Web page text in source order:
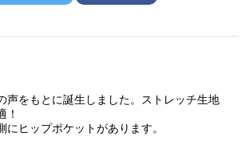
声をもとに誕生しました。ストレッチ生地
！
にヒップポケットがあります。